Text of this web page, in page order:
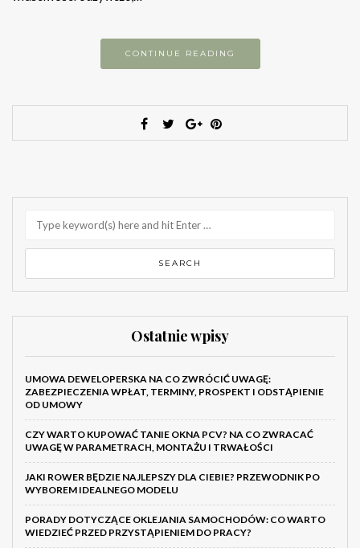
CONTINUE READING
Ostatnie wpisy
UMOWA DEWELOPERSKA NA CO ZWRÓCIĆ UWAGĘ:
ZABEZPIECZENIA WPŁAT, TERMINY, PROSPEKT I ODSTĄPIENIE
OD UMOWY
CZY WARTO KUPOWAĆ TANIE OKNA PCV? NA CO ZWRACAĆ
UWAGĘ W PARAMETRACH, MONTAŻU I TRWAŁOŚCI
JAKI ROWER BĘDZIE NAJLEPSZY DLA CIEBIE? PRZEWODNIK PO
WYBOREM IDEALNEGO MODELU
PORADY DOTYCZĄCE OKLEJANIA SAMOCHODÓW: CO WARTO
WIEDZIEĆ PRZED PRZYSTĄPIENIEM DO PRACY?